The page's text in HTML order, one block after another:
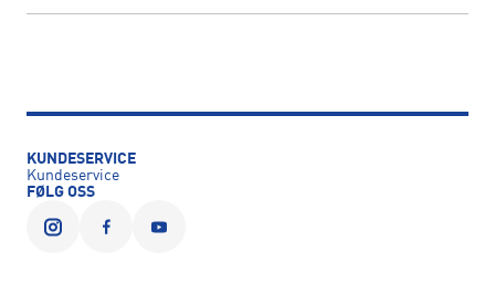
KUNDESERVICE
Kundeservice
FØLG OSS